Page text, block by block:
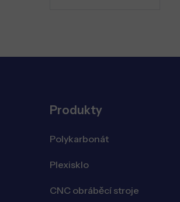
Produkty
Polykarbonát
Plexisklo
CNC obráběcí stroje